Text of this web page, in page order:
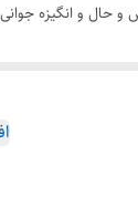
حال و انگیزه جوانی